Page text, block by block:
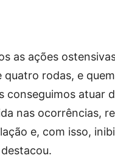
as ações
quatro rodas, e
conseguimos atuar
nas ocorrências,
e, com isso,